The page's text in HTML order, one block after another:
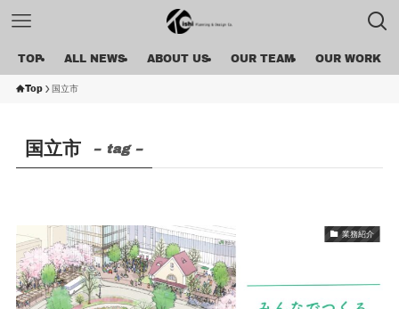
TOP ALL NEWS ABOUT US OUR TEAM OUR WORK
Top 国立市
国立市 – tag –
業務紹介